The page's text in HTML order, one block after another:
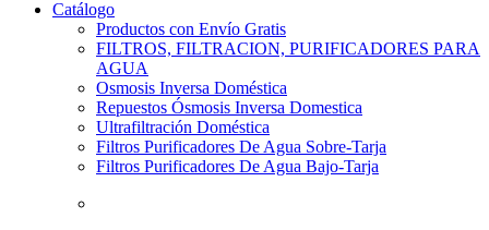
Catálogo
Productos con Envío Gratis
FILTROS, FILTRACION, PURIFICADORES PARA
AGUA
Osmosis Inversa Doméstica
Repuestos Ósmosis Inversa Domestica
Ultrafiltración Doméstica
Filtros Purificadores De Agua Sobre-Tarja
Filtros Purificadores De Agua Bajo-Tarja